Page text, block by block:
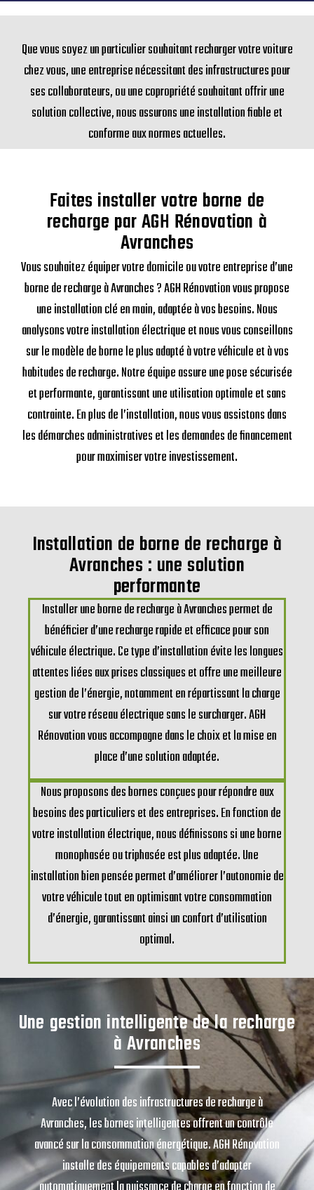
Que vous soyez un particulier souhaitant recharger votre voiture
chez vous, une entreprise nécessitant des infrastructures pour
ses collaborateurs, ou une copropriété souhaitant offrir une
solution collective, nous assurons une installation fiable et
conforme aux normes actuelles.
Faites installer votre borne de
recharge par AGH Rénovation à
Avranches
Vous souhaitez équiper votre domicile ou votre entreprise d’une
borne de recharge à Avranches ? AGH Rénovation vous propose
une installation clé en main, adaptée à vos besoins. Nous
analysons votre installation électrique et nous vous conseillons
sur le modèle de borne le plus adapté à votre véhicule et à vos
habitudes de recharge. Notre équipe assure une pose sécurisée
et performante, garantissant une utilisation optimale et sans
contrainte. En plus de l’installation, nous vous assistons dans
les démarches administratives et les demandes de financement
pour maximiser votre investissement.
Installation de borne de recharge à
Avranches : une solution
performante
Installer une borne de recharge à Avranches permet de
bénéficier d’une recharge rapide et efficace pour son
véhicule électrique. Ce type d’installation évite les longues
attentes liées aux prises classiques et offre une meilleure
gestion de l’énergie, notamment en répartissant la charge
sur votre réseau électrique sans le surcharger. AGH
Rénovation vous accompagne dans le choix et la mise en
place d’une solution adaptée.
Nous proposons des bornes conçues pour répondre aux
besoins des particuliers et des entreprises. En fonction de
votre installation électrique, nous définissons si une borne
monophasée ou triphasée est plus adaptée. Une
installation bien pensée permet d’améliorer l’autonomie de
votre véhicule tout en optimisant votre consommation
d’énergie, garantissant ainsi un confort d’utilisation
optimal.
Une gestion intelligente de la recharge
à Avranches
Avec l’évolution des infrastructures de recharge à
Avranches, les bornes intelligentes offrent un contrôle
avancé sur la consommation énergétique. AGH Rénovation
installe des équipements capables d’adapter